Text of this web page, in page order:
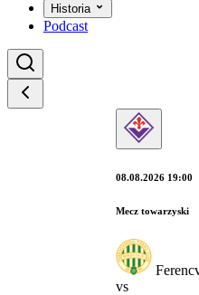
Historia
Podcast
08.08.2026 19:00
Mecz towarzyski
vs